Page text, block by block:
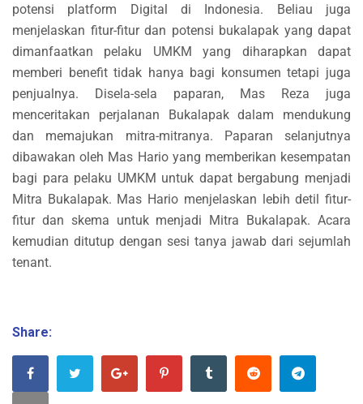
potensi platform Digital di Indonesia. Beliau juga
menjelaskan fitur-fitur dan potensi bukalapak yang dapat
dimanfaatkan pelaku UMKM yang diharapkan dapat
memberi benefit tidak hanya bagi konsumen tetapi juga
penjualnya. Disela-sela paparan, Mas Reza juga
menceritakan perjalanan Bukalapak dalam mendukung
dan memajukan mitra-mitranya. Paparan selanjutnya
dibawakan oleh Mas Hario yang memberikan kesempatan
bagi para pelaku UMKM untuk dapat bergabung menjadi
Mitra Bukalapak. Mas Hario menjelaskan lebih detil fitur-
fitur dan skema untuk menjadi Mitra Bukalapak. Acara
kemudian ditutup dengan sesi tanya jawab dari sejumlah
tenant.
Share: